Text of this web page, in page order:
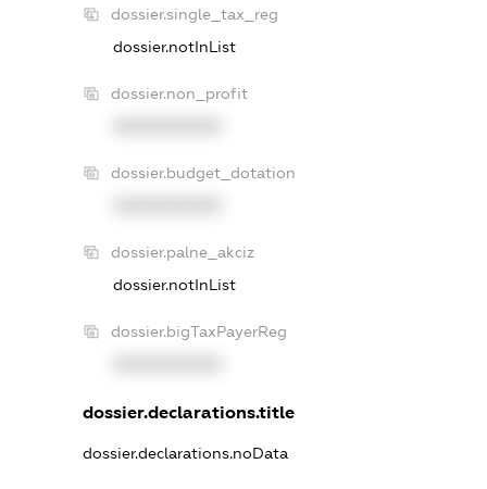
dossier.single_tax_reg
dossier.notInList
dossier.non_profit
dossier.budget_dotation
dossier.palne_akciz
dossier.notInList
dossier.bigTaxPayerReg
dossier.declarations.title
dossier.declarations.noData